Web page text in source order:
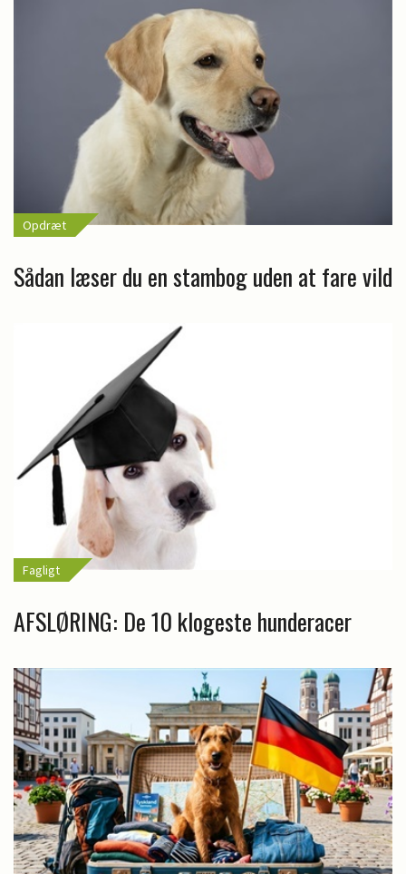
Opdræt
Sådan læser du en stambog uden at fare vild
Fagligt
AFSLØRING: De 10 klogeste hunderacer